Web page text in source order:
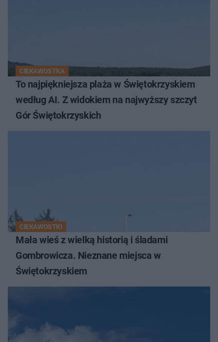
CIEKAWOSTKA
To najpiękniejsza plaża w Świętokrzyskiem
według AI. Z widokiem na najwyższy szczyt
Gór Świętokrzyskich
CIEKAWOSTKI
Mała wieś z wielką historią i śladami
Gombrowicza. Nieznane miejsca w
Świętokrzyskiem